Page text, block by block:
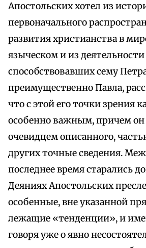
Апостольских хотел из
первоначального
развития христианства в
языческом и из
способствовавших сему
преимущественно Павла,
что с этой его точки зрения
особенно важным, причем
очевидцем описанного,
других точные сведения.
последнее время старались
Деяниях Апостольских
особенные, вне указанной
лежащие «тенденции», и
говоря уже о явно